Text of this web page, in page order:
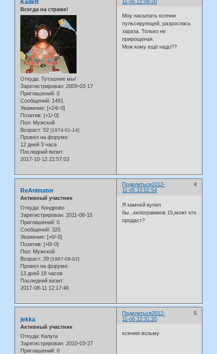
11-05 21:09:20
Kadett
Всегда на страже!
Откуда: Тутошние мы!
Зарегистрирован: 2009-03-17
Приглашений: 0
Сообщений: 1491
Уважение: [+24/-0]
Позитив: [+1/-0]
Пол: Мужской
Возраст: 52 [1974-01-14]
Провел на форуме:
12 дней 3 часа
Последний визит:
2017-10-12 22:57:03
Моу насыпать ксении
пульсирующей, разрослась
зараза. Только не
прирощеная.
Мож кому ещё надо??
Поделиться 4
2012-
11-05 22:02:54
ReAnimator
Активный участник
Откуда: Кондрово
Зарегистрирован: 2011-08-15
Приглашений: 0
Сообщений: 325
Уважение: [+0/-0]
Позитив: [+0/-0]
Пол: Мужской
Возраст: 39 [1987-08-02]
Провел на форуме:
13 дней 18 часов
Последний визит:
2017-08-11 12:17:46
Я камней купил
бы...килограммов 15,можт кто
продаст?
Поделиться 5
2012-
11-06 22:31:20
jekka
Активный участник
Откуда: Калуга
Зарегистрирован: 2010-03-27
Приглашений: 0
ксению возьму